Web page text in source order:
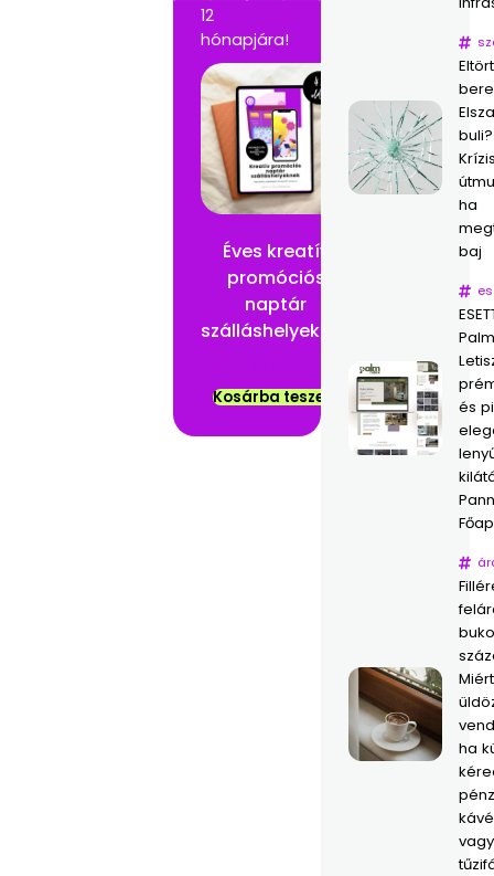
12
hónapjára!
Éves kreatív
promóciós
naptár
szálláshelyeknek
Kosárba teszem
buli?
ha
baj
és
Miért
ha